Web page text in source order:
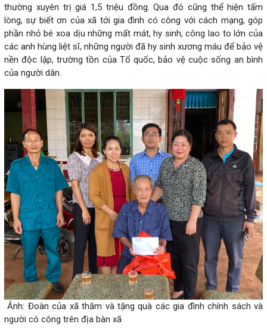
thường xuyên trị giá 1,5 triệu đồng. Qua đó cũng thể hiện tấm
lòng, sự biết ơn của xã tới gia đình có công với cách mạng, góp
phần nhỏ bé xoa dịu những mất mát, hy sinh, công lao to lớn của
các anh hùng liệt sĩ, những người đã hy sinh xương máu để bảo vệ
nền độc lập, trường tồn của Tổ quốc, bảo vệ cuộc sống an bình
của người dân.
Ảnh: Đoàn của xã thăm và tặng quà các gia đình chính sách và
người có công trên địa bàn xã